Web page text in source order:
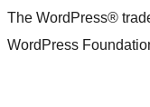
The WordPress®
WordPress